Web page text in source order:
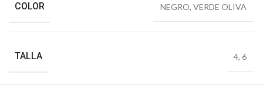
COLOR NEGRO,VERDE OLIVA
TALLA 4,6